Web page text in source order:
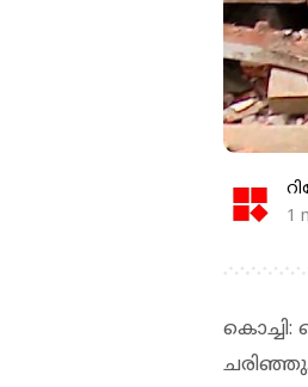
1
കൊച്ചി:
ചരിഞ്ഞു.